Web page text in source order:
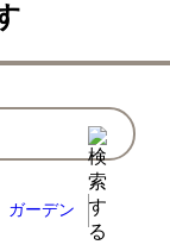
ガーデン